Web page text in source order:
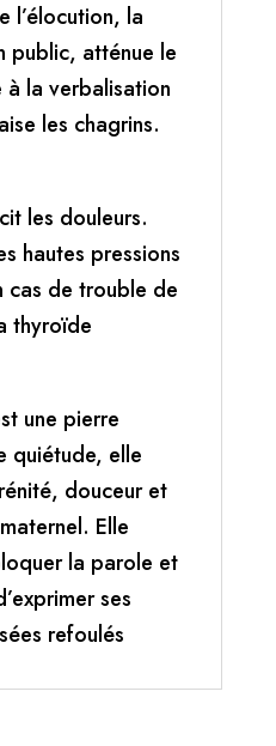
l’élocution, la
public, atténue le
la verbalisation
les chagrins.
les douleurs.
hautes pressions
cas de trouble de
thyroïde
une pierre
quiétude, elle
douceur et
Elle
la parole et
ses
refoulés